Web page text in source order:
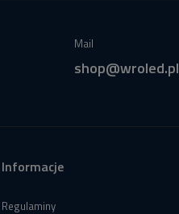
Mail
shop@wroled.pl
Informacje
Regulaminy